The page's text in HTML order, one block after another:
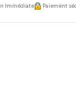
Immédiate Paiement